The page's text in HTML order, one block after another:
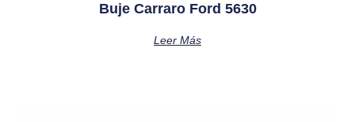
Buje Carraro Ford 5630
Leer Más